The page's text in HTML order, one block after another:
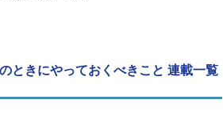
ときにやっておくべきこと 連載一覧